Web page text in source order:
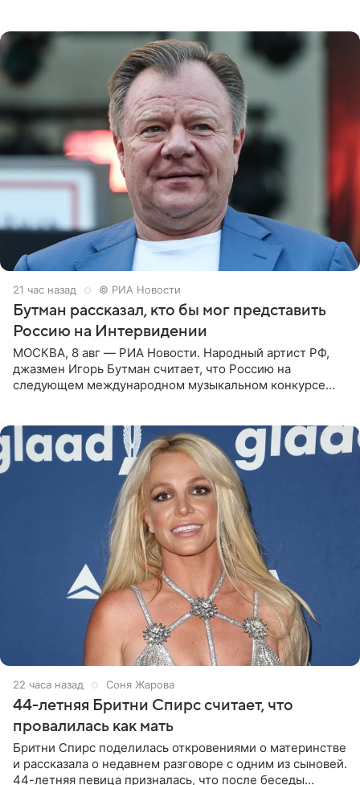
21 час назад © РИА Новости
Бутман рассказал, кто бы мог представить
Россию на Интервидении
МОСКВА, 8 авг — РИА Новости. Народный артист РФ,
джазмен Игорь Бутман считает, что Россию на
следующем международном музыкальном конкурсе
22 часа назад Соня Жарова
44-летняя Бритни Спирс считает, что
провалилась как мать
Бритни Спирс поделилась откровениями о материнстве
и рассказала о недавнем разговоре с одним из сыновей.
44-летняя певица призналась, что после беседы